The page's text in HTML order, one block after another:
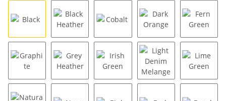
Black Black HeatherCobalt Dark OrangeFern
Graphite Grey HeatherIrish Green Light Denim Lime